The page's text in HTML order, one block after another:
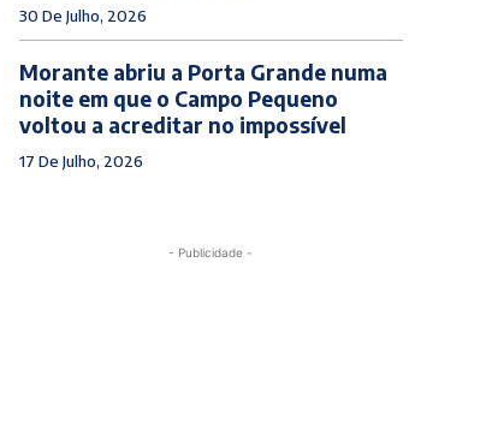
30 De Julho, 2026
Morante abriu a Porta Grande numa
noite em que o Campo Pequeno
voltou a acreditar no impossível
17 De Julho, 2026
- Publicidade -